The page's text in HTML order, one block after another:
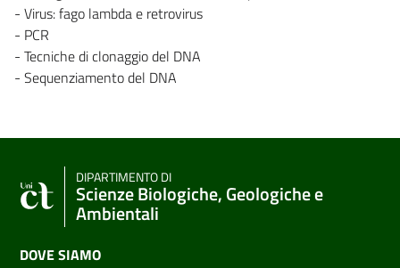
- Virus: fago lambda e retrovirus
- PCR
- Tecniche di clonaggio del DNA
- Sequenziamento del DNA
DIPARTIMENTO DI
Scienze Biologiche, Geologiche e
Ambientali
DOVE SIAMO